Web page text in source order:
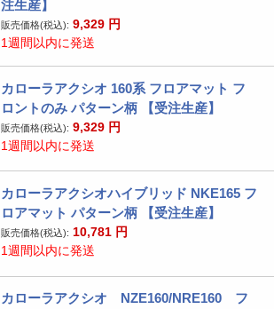
注生産】
販売価格(税込): 9,329 円
1週間以内に発送
カローラアクシオ 160系 フロアマット フ
ロントのみ パターン柄 【受注生産】
販売価格(税込): 9,329 円
1週間以内に発送
カローラアクシオハイブリッド NKE165 フ
ロアマット パターン柄 【受注生産】
販売価格(税込): 10,781 円
1週間以内に発送
カローラアクシオ NZE160/NRE160 フ